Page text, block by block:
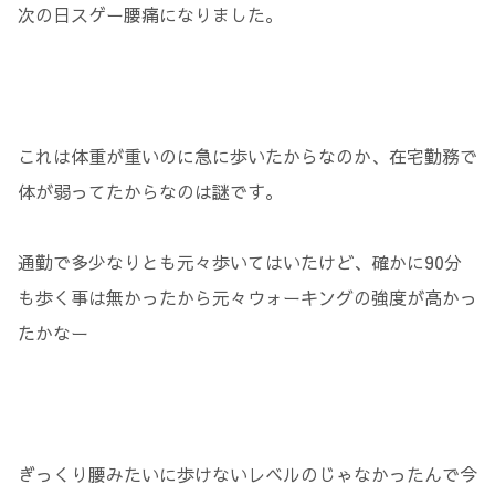
次の日スゲー腰痛になりました。
これは体重が重いのに急に歩いたからなのか、在宅勤務で
体が弱ってたからなのは謎です。
通勤で多少なりとも元々歩いてはいたけど、確かに90分
も歩く事は無かったから元々ウォーキングの強度が高かっ
たかなー
ぎっくり腰みたいに歩けないレベルのじゃなかったんで今